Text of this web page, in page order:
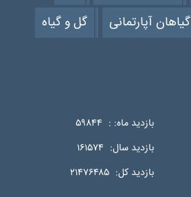
گیاهان آپارتمانی
گل و گیاه
بازدید ماه: : ۵۹۸۴۴
بازدید سال: ۱۶۱۵۷۴
بازدید کل: ۲۱۴۷۶۴۸۵